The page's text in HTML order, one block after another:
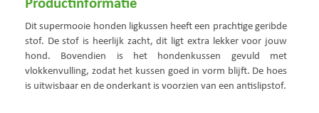
Dit supermooie honden ligkussen heeft een prachtige geribde
stof. De stof is heerlijk zacht, dit ligt extra lekker voor jouw
hond. Bovendien is het hondenkussen gevuld met
vlokkenvulling, zodat het kussen goed in vorm blijft. De hoes
is uitwisbaar en de onderkant is voorzien van een antislipstof.